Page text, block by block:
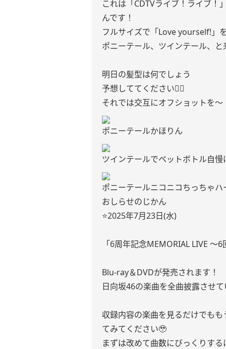
これは「CDTVライブ！ライブ！
んです！
フルサイズで「Love yourself!」
ポニーテール、ツインテール、と
明日の髪型は何でしょう
予想しててください🙂‍↔️
それでは交互にオフショットを〜
ポニーテールかほりん
ツインテールでペットボトル自慢
ポニーテールニコニコちっちゃハ
おしらせのじかん
⭐️2025年7月23日(水)
「6周年記念MEMORIAL LIVE
Blu-ray＆DVDが発売されます！
日向坂46の楽曲を全曲披露させ
収録内容の楽曲を見るだけでも
てみてください🥹
まずは改めて曲数にびっくりする